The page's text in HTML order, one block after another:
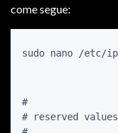
come segue:
#
# reserved values